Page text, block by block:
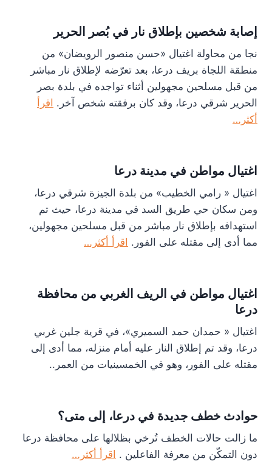
إصابة شخصين بإطلاق نار في بُصر الحرير
نجا من محاولة اغتيال «حسن منصور الرويضان» من
منطقة اللجاة بريف درعا، بعد تعرّضه لإطلاق نار مباشر
من قبل مسلحين مجهولين أثناء تواجده في بلدة بصر
الحرير شرقي درعا، وقد كان برفقته شخص آخر. اقرأ
أكثر…
اغتيال مواطن في مدينة درعا
اغتيال « رامي الخطيب» من بلدة الجيزة شرقي درعا،
ومن سكان حي طريق السد في مدينة درعا، حيث تم
استهدافه بإطلاق نار مباشر من قبل مسلحين مجهولين،
مما أدى إلى مقتله على الفور. اقرأ أكثر…
اغتيال مواطن في الريف الغربي من محافظة
درعا
اغتيال « حمدان حمد السميري»، في قرية جلين غربي
درعا، وقد تم إطلاق النار عليه أمام منزله، مما أدى إلى
مقتله على الفور، وهو في الخمسينيات من العمر..
حوادث خطف جديدة في درعا، إلى متى؟
ما زالت حالات الخطف تُرخي بظلالها على محافظة درعا
دون التمكّن من معرفة الفاعلين . اقرأ أكثر…